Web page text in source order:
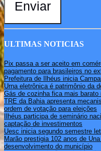
Enviar
ULTIMAS NOTICIAS
Pix passa a ser aceito em
pagamento para brasileiros no
Prefeitura de Ilhéus inicia
Urna eletrônica é patrimônio da
Gás de cozinha fica mais
TRE da Bahia apresenta
ordem de votação para eleições
Ilhéus participa de seminário
captação de investimentos
Uesc inicia segundo semestre
Marão prestigia 102 anos de
desenvolvimento do município